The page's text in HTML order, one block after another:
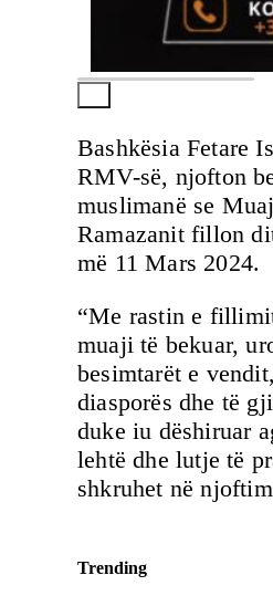
Bashkësia Fetare
RMV-së, njofton
muslimanë se
Ramazanit fillon
më 11 Mars 2024.
“Me rastin e
muaji të bekuar,
besimtarët e
diasporës dhe të
duke iu dëshiruar
lehtë dhe lutje të
shkruhet në
Trending